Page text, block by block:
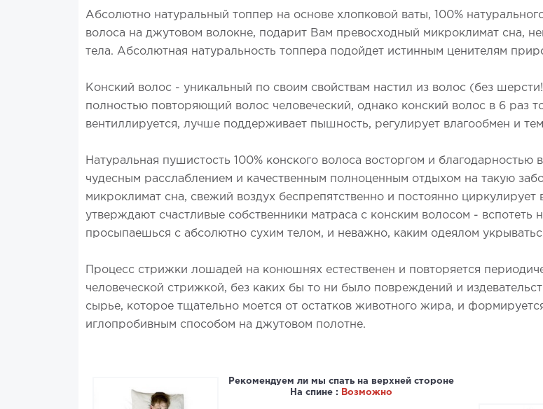
Абсолютно натуральный топпер на основе хлопковой ваты, 100%
волоса на джутовом волокне, подарит Вам превосходный микроклимат сна,
тела. Абсолютная натуральность топпера подойдет истинным ценителям
Конский волос - уникальный по своим свойствам настил из волос (без
полностью повторяющий волос человеческий, однако конский волос в 6 раз
вентиллируется, лучше поддерживает пышность, регулирует влагообмен и
Натуральная пушистость 100% конского волоса восторгом и
чудесным расслаблением и качественным полноценным отдыхом на такую
микроклимат сна, свежий воздух беспрепятственно и постоянно
утверждают счастливые собственники матраса с конским волосом -
просыпаешься с абсолютно сухим телом, и неважно, каким одеялом
Процесс стрижки лошадей на конюшнях естественен и повторяется
человеческой стрижкой, без каких бы то ни было повреждений и
сырье, которое тщательно моется от остатков животного жира, и
иглопробивным способом на джутовом полотне.
Рекомендуем ли мы спать на верхней стороне
На спине :
Возможно